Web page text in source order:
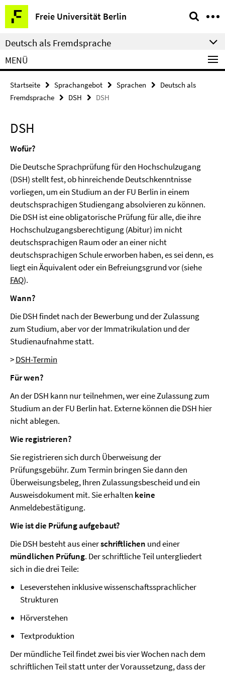
Springe
direkt
zu
Inhalt
Freie Universität Berlin
Service-
Navigation
Deutsch als Fremdsprache
MENÜ
Startseite Sprachangebot Sprachen
Deutsch als
Fremdsprache
DSH DSH
DSH
Wofür?
Die Deutsche Sprachprüfung für den Hochschulzugang
(DSH) stellt fest, ob hinreichende Deutschkenntnisse
vorliegen, um ein Studium an der FU Berlin in einem
deutschsprachigen Studiengang absolvieren zu können.
Die DSH ist eine obligatorische Prüfung für alle, die ihre
Hochschulzugangsberechtigung (Abitur) im nicht
deutschsprachigen Raum oder an einer nicht
deutschsprachigen Schule erworben haben, es sei denn, es
liegt ein Äquivalent oder ein Befreiungsgrund vor (siehe
FAQ).
Wann?
Die DSH findet nach der Bewerbung und der Zulassung
zum Studium, aber vor der Immatrikulation und der
Studienaufnahme statt.
>DSH-Termin
Für wen?
An der DSH kann nur teilnehmen, wer eine Zulassung zum
Studium an der FU Berlin hat. Externe können die DSH hier
nicht ablegen.
Wie registrieren?
Sie registrieren sich durch Überweisung der
Prüfungsgebühr. Zum Termin bringen Sie dann den
Überweisungsbeleg, Ihren Zulassungsbescheid und ein
Ausweisdokument mit. Sie erhalten keine
Anmeldebestätigung.
Wie ist die Prüfung aufgebaut?
Die DSH besteht aus einerschriftlichen und einer
mündlichen Prüfung. Der schriftliche Teil untergliedert
sich in die drei Teile:
Leseverstehen inklusive wissenschaftssprachlicher
Strukturen
Hörverstehen
Textproduktion
Der mündliche Teil findet zwei bis vier Wochen nach dem
schriftlichen Teil statt unter der Voraussetzung, dass der